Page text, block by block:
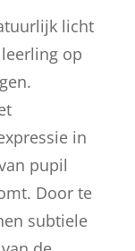
licht
op
in
pupil
Door te
subtiele